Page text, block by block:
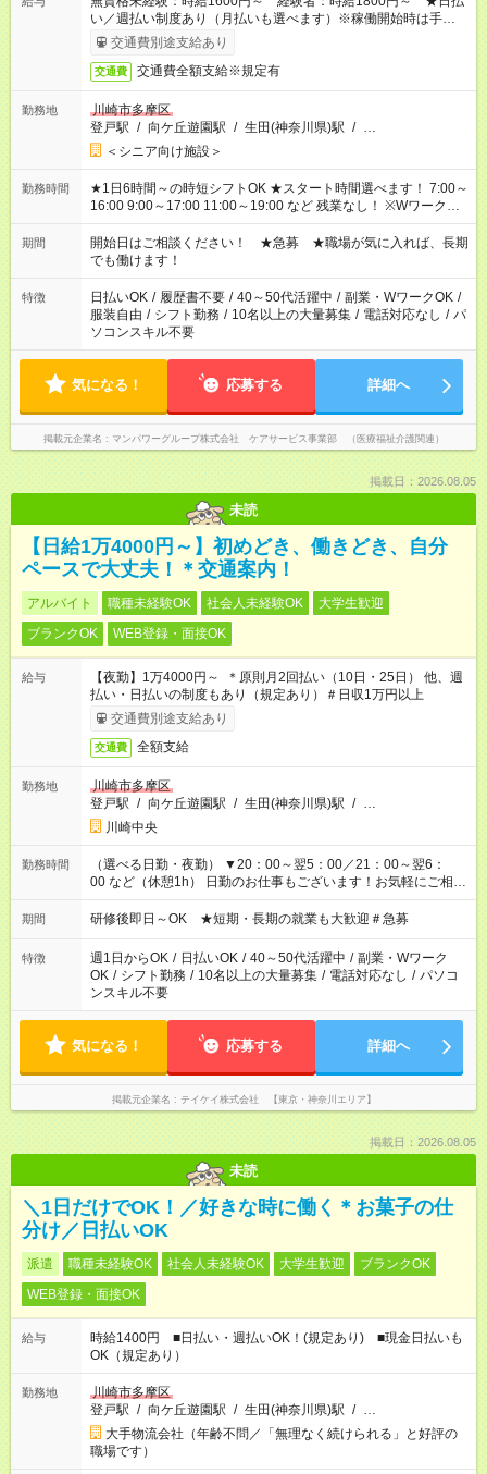
い／週払い制度あり（月払いも選べます）※稼働開始時は手続き
完了次第のお支払いとなります。
交通費別途支給あり
交通費 交通費全額支給※規定有
勤務地
川崎市多摩区
登戸駅 / 向ケ丘遊園駅 / 生田(神奈川県)駅 / …
＜シニア向け施設＞
勤務時間
★1日6時間～の時短シフトOK ★スタート時間選べます！ 7:00～
16:00 9:00～17:00 11:00～19:00 など 残業なし！ ※Wワークの
場合、他のお仕事と合わせ週40時間超の就業はご案内できませ
ん ※法令に基づき、週20時間以上勤務は社会保険への加入対象
となります ※労働者派遣法（日雇い派遣の原則禁止）により、
短時間・短期間の就業はご案内が難しい場合があります
期間
開始日はご相談ください！ ★急募 ★職場が気に入れば、長期
でも働けます！
特徴 日払いOK / 履歴書不要 / 40～50代活躍中 / 副業・WワークOK /
服装自由 / シフト勤務 / 10名以上の大量募集 / 電話対応なし / パ
ソコンスキル不要
気になる！ 応募する 詳細へ
掲載元企業名 マンパワーグループ株式会社 ケアサービス事業部 （医療福祉介護関連）
掲載日：2026.08.05
未読
【日給1万4000円～】初めどき、働きどき、自分
ペースで大丈夫！＊交通案内！
アルバイト 職種未経験OK 社会人未経験OK
大学生歓迎
ブランクOK
WEB登録・面接OK
給与
【夜勤】1万4000円～ ＊原則月2回払い（10日・25日） 他、週
払い・日払いの制度もあり（規定あり）＃日収1万円以上
交通費別途支給あり
交通費 全額支給
勤務地
川崎市多摩区
登戸駅 / 向ケ丘遊園駅 / 生田(神奈川県)駅 / …
川崎中央
勤務時間
（選べる日勤・夜勤） ▼20：00～翌5：00／21：00～翌6：
00 など（休憩1h） 日勤のお仕事もございます！お気軽にご相談
ください！
期間 研修後即日～OK ★短期・長期の就業も大歓迎＃急募
特徴 週1日からOK / 日払いOK / 40～50代活躍中 / 副業・Wワーク
OK / シフト勤務 / 10名以上の大量募集 / 電話対応なし / パソコ
ンスキル不要
気になる！ 応募する 詳細へ
掲載元企業名 テイケイ株式会社 【東京・神奈川エリア】
掲載日：2026.08.05
未読
＼1日だけでOK！／好きな時に働く＊お菓子の仕
分け／日払いOK
派遣 職種未経験OK 社会人未経験OK 大学生歓迎
ブランクOK
WEB登録・面接OK
給与
時給1400円 ■日払い・週払いOK！(規定あり) ■現金日払いも
OK（規定あり）
勤務地
川崎市多摩区
登戸駅 / 向ケ丘遊園駅 / 生田(神奈川県)駅 / …
大手物流会社（年齢不問／「無理なく続けられる」と好評の
職場です）